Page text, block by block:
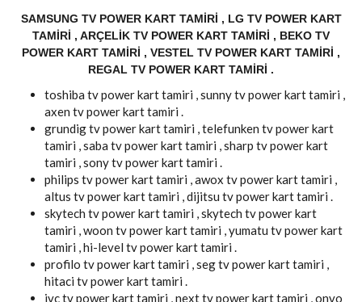
SAMSUNG TV POWER KART TAMIRI , LG TV POWER KART
TAMIRI , ARÇELIK TV POWER KART TAMIRI , BEKO TV
POWER KART TAMIRI , VESTEL TV POWER KART TAMIRI ,
REGAL TV POWER KART TAMIRI .
toshiba tv power kart tamiri , sunny tv power kart tamiri ,
axen tv power kart tamiri .
grundig tv power kart tamiri , telefunken tv power kart
tamiri , saba tv power kart tamiri , sharp tv power kart
tamiri , sony tv power kart tamiri .
philips tv power kart tamiri , awox tv power kart tamiri ,
altus tv power kart tamiri , dijitsu tv power kart tamiri .
skytech tv power kart tamiri , skytech tv power kart
tamiri , woon tv power kart tamiri , yumatu tv power kart
tamiri , hi-level tv power kart tamiri .
profilo tv power kart tamiri , seg tv power kart tamiri ,
hitaci tv power kart tamiri .
jvc tv power kart tamiri , next tv power kart tamiri , onvo